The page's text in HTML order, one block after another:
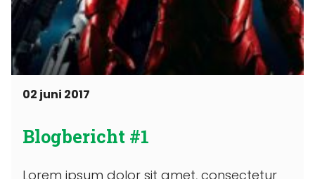
02 juni 2017
Blogbericht #1
Lorem ipsum dolor sit amet, consectetur